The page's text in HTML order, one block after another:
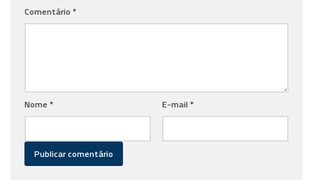
Comentário *
Nome * E-mail *